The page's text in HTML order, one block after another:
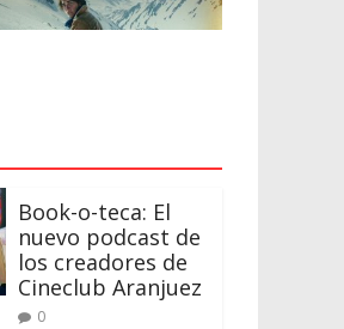
Book-o-teca: El
nuevo podcast de
los creadores de
Cineclub Aranjuez
0